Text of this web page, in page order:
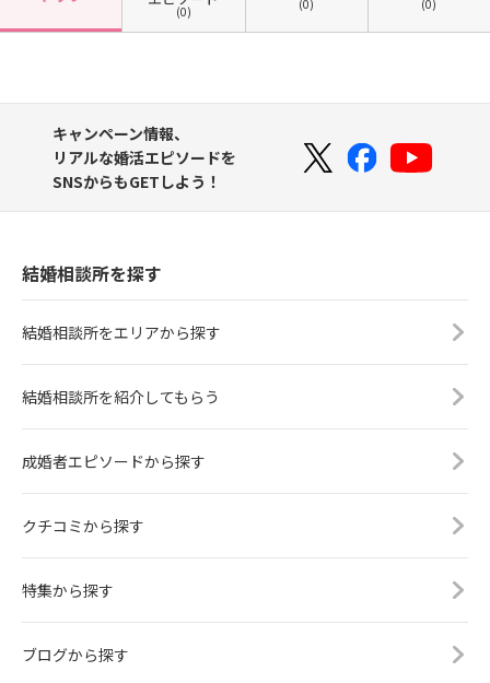
(0) (0) (0)
キャンペーン情報、
リアルな婚活エピソードを
SNSからもGETしよう！
結婚相談所を探す
結婚相談所をエリアから探す
結婚相談所を紹介してもらう
成婚者エピソードから探す
クチコミから探す
特集から探す
ブログから探す